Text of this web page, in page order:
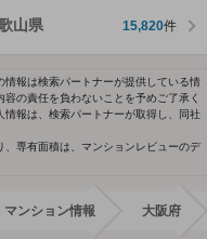
山県 15,820件
報は検索パートナーが提供している情
の責任を負わないことを予めご了承く
報は、検索パートナーが取得し、同社
専有面積は、マンションレビューのデ
マンション情報 大阪府